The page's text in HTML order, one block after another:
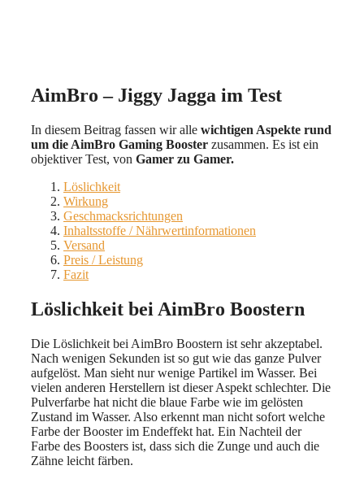
AimBro – Jiggy Jagga im Test
In diesem Beitrag fassen wir alle wichtigen Aspekte rund
um die AimBro Gaming Booster zusammen. Es ist ein
objektiver Test, von Gamer zu Gamer.
Löslichkeit
Wirkung
Geschmacksrichtungen
Inhaltsstoffe / Nährwertinformationen
Versand
Preis / Leistung
Fazit
Löslichkeit bei AimBro Boostern
Die Löslichkeit bei AimBro Boostern ist sehr akzeptabel.
Nach wenigen Sekunden ist so gut wie das ganze Pulver
aufgelöst. Man sieht nur wenige Partikel im Wasser. Bei
vielen anderen Herstellern ist dieser Aspekt schlechter. Die
Pulverfarbe hat nicht die blaue Farbe wie im gelösten
Zustand im Wasser. Also erkennt man nicht sofort welche
Farbe der Booster im Endeffekt hat. Ein Nachteil der
Farbe des Boosters ist, dass sich die Zunge und auch die
Zähne leicht färben.